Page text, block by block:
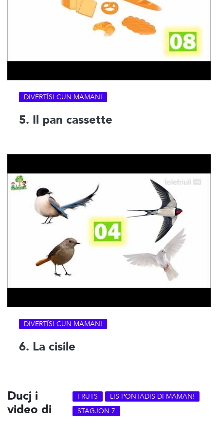
DIVERTÎSI CUN MAMAN!
5. Il pan cassette
DIVERTÎSI CUN MAMAN!
6. La cisile
Ducj i
video di
FRUTS
LIS PONTADIS DI MAMAN!
STAGJON 7